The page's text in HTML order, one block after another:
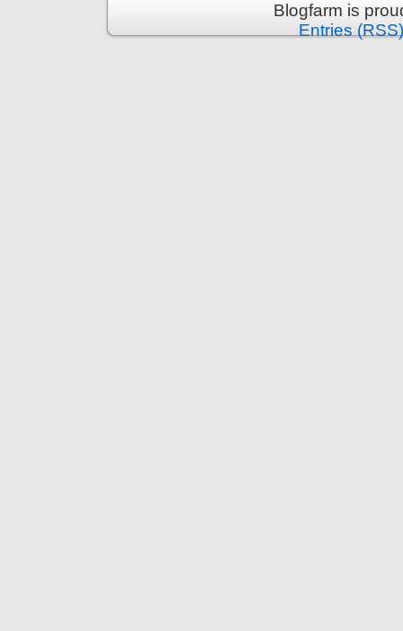
Blogfarm is
Entries (RSS)